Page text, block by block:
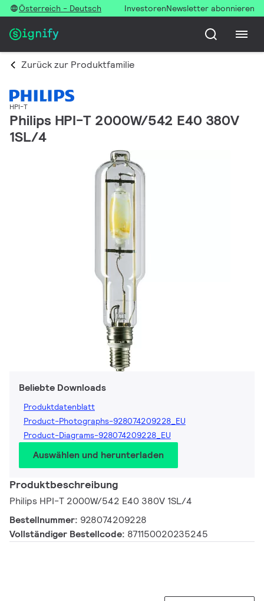
Österreich - Deutsch InvestorenNewsletter abonnieren
Zurück zur Produktfamilie
HPI-T
Philips HPI-T 2000W/542 E40 380V
1SL/4
Beliebte Downloads
Produktdatenblatt
Product-Photographs-928074209228_EU
Product-Diagrams-928074209228_EU
Auswählen und herunterladen
Produktbeschreibung
Philips HPI-T 2000W/542 E40 380V 1SL/4
Bestellnummer: 928074209228
Vollständiger Bestellcode: 871150020235245